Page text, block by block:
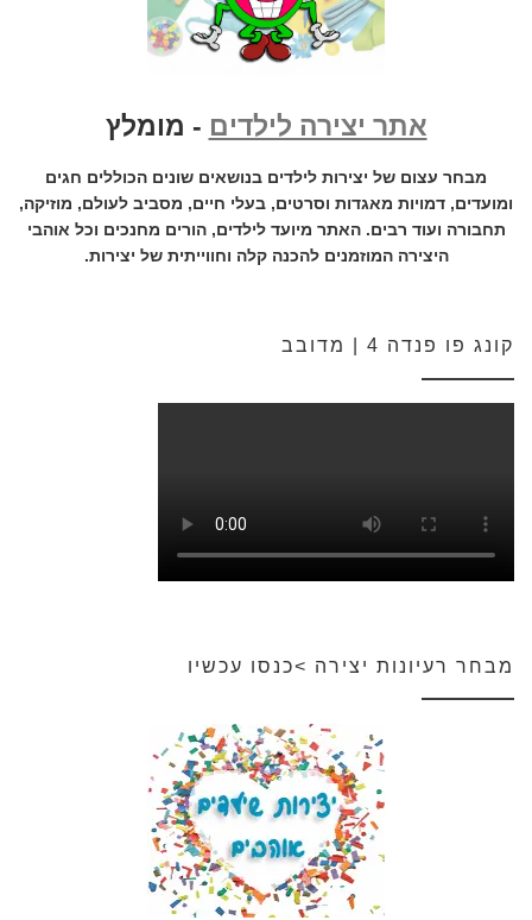
אתר יצירה לילדים - מומלץ
מבחר עצום של יצירות לילדים בנושאים שונים הכוללים חגים
ומועדים, דמויות מאגדות וסרטים, בעלי חיים, מסביב לעולם, מוזיקה,
תחבורה ועוד רבים. האתר מיועד לילדים, הורים מחנכים וכל אוהבי
היצירה המוזמנים להכנה קלה וחווייתית של יצירות.
קונג פו פנדה 4 | מדובב
מבחר רעיונות יצירה >כנסו עכשיו